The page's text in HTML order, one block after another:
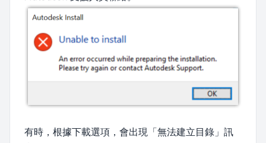
有時，根據下載選項，會出現「無法建立目錄」訊